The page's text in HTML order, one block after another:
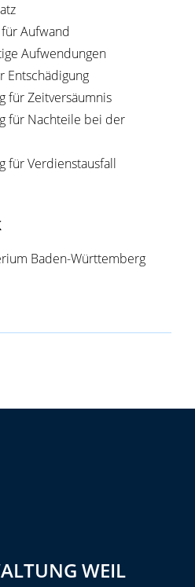
Aufwand
Aufwendungen
Entschädigung
für Zeitversäumnis
für Nachteile bei der
für Verdienstausfall
Baden-Württemberg
WEIL